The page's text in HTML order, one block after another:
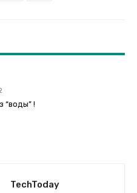
“воды” !
TechToday